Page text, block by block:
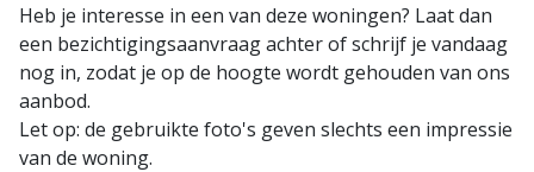
Heb je interesse in een van deze woningen? Laat dan
een bezichtigingsaanvraag achter of schrijf je vandaag
nog in, zodat je op de hoogte wordt gehouden van ons
aanbod.
Let op: de gebruikte foto's geven slechts een impressie
van de woning.